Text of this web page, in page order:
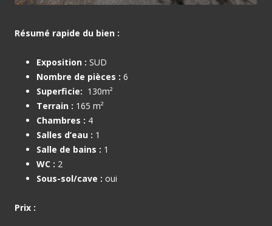
Résumé rapide du bien :
Exposition : SUD
Nombre de pièces : 6
Superficie: 130m²
Terrain : 165 m²
Chambres : 4
Salles d’eau : 1
Salle de bains : 1
WC : 2
Sous-sol/cave : oui
Prix :